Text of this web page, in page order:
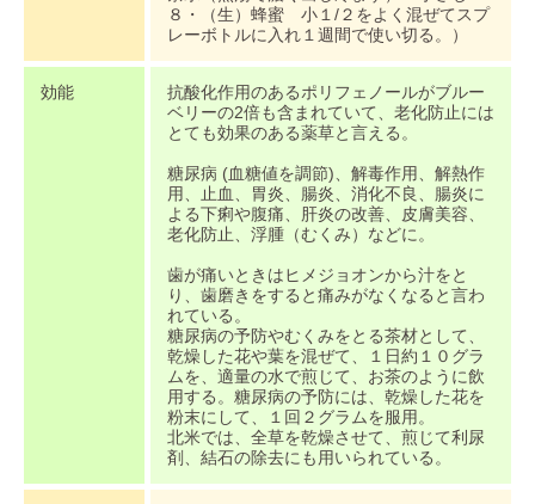
８・（生）蜂蜜 小１/２をよく混ぜてスプ
レーボトルに入れ１週間で使い切る。）
効能
抗酸化作用のあるポリフェノールがブルー
ベリーの2倍も含まれていて、老化防止には
とても効果のある薬草と言える。
糖尿病 (血糖値を調節)、解毒作用、解熱作
用、止血、胃炎、腸炎、消化不良、腸炎に
よる下痢や腹痛、肝炎の改善、皮膚美容、
老化防止、浮腫（むくみ）などに。
歯が痛いときはヒメジョオンから汁をと
り、歯磨きをすると痛みがなくなると言わ
れている。
糖尿病の予防やむくみをとる茶材として、
乾燥した花や葉を混ぜて、１日約１０グラ
ムを、適量の水で煎じて、お茶のように飲
用する。糖尿病の予防には、乾燥した花を
粉末にして、１回２グラムを服用。
北米では、全草を乾燥させて、煎じて利尿
剤、結石の除去にも用いられている。